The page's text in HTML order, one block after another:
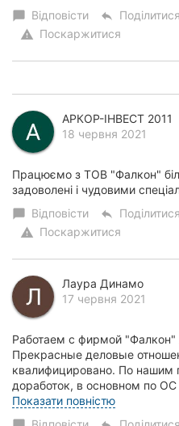
chat_bubble Відповісти reply Поділитися
warning Поскаржитися
АРКОР-ІНВЕСТ 2011
18 червня 2021
Працюємо з ТОВ "Фалкон"
задоволені і чудовими
chat_bubble Відповісти reply Поділитися
warning Поскаржитися
Лаура Динамо
17 червня 2021
Работаем с фирмой
Прекрасные деловые
квалифицировано. По нашим
доработок, в основном по ОС
возникало желания найти
Показати повністю